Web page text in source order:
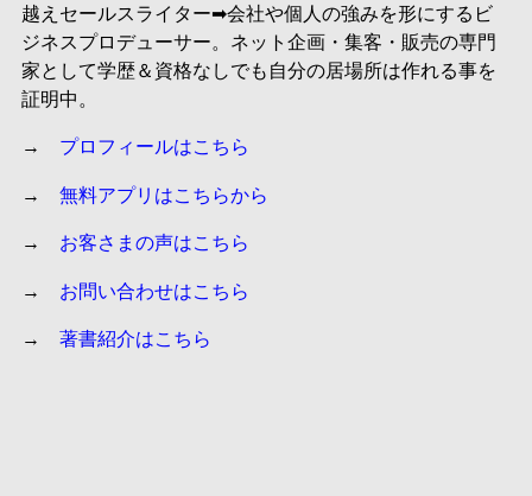
越えセールスライター➡︎会社や個人の強みを形にするビ
ジネスプロデューサー。ネット企画・集客・販売の専門
家として学歴＆資格なしでも自分の居場所は作れる事を
証明中。
→ プロフィールはこちら
→ 無料アプリはこちらから
→ お客さまの声はこちら
→ お問い合わせはこちら
→ 著書紹介はこちら